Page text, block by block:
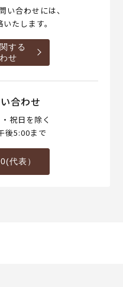
い合わせには、
たします。
する
せ
合わせ
祝日を除く
後5:00まで
代表）